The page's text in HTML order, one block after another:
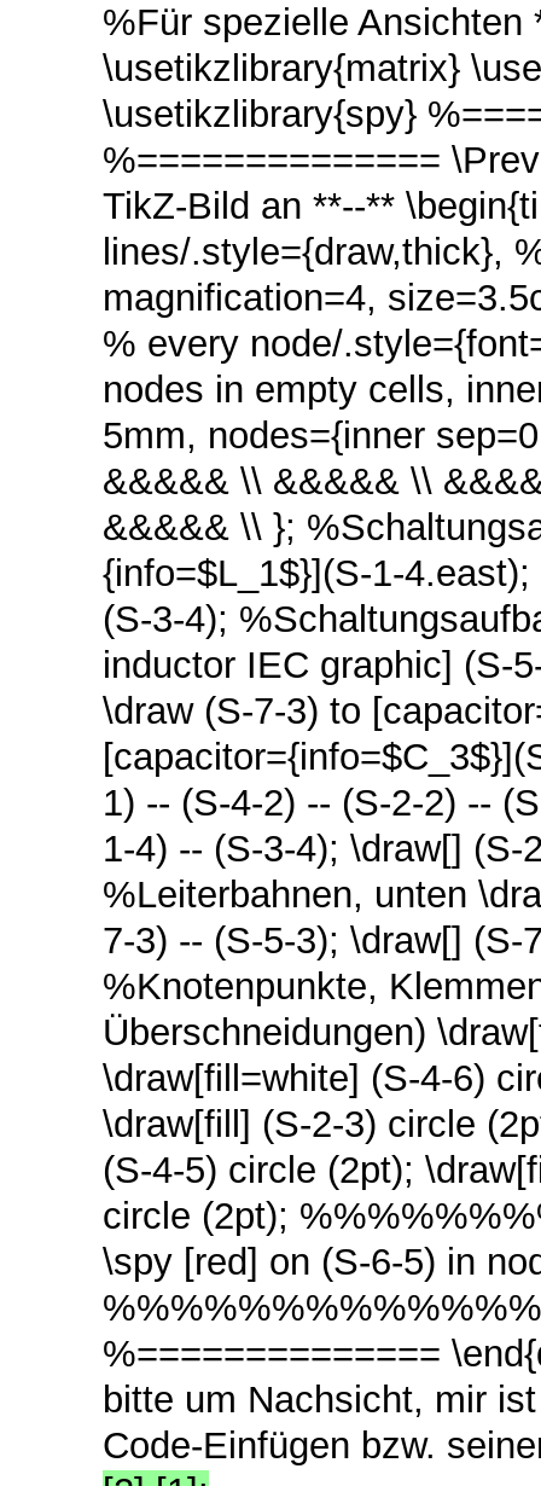
%Für spezielle
\usetikzlibrary{matrix}
\usetikzlibrary{spy}
%==============
TikZ-Bild an **--**
lines/.style={draw,thick},
magnification=4,
% every node/
nodes in empty cells,
5mm, nodes={inner
&&&&& \\ &&&&& \\
&&&&& \\ };
{info=$L_1$}](S-1-
(S-3-4);
inductor IEC graphic] (S-
\draw (S-7-3) to
1) -- (S-4-2) -- (S-2-2) --
1-4) -- (S-3-4); \draw[] (S-
%Leiterbahnen, unten
7-3) -- (S-5-3); \draw[] (S-
%Knotenpunkte,
Überschneidungen)
\draw[fill=white] (S-4-6)
\draw[fill] (S-2-3) circle
(S-4-5) circle (2pt);
circle (2pt);
\spy [red] on (S-6-5) in
%==============
bitte um Nachsicht, mir
Code-Einfügen bzw.